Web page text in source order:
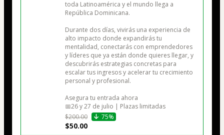
toda Latinoamérica y el mundo llega a
República Dominicana.
Durante dos días, vivirás una experiencia de
alto impacto donde expandirás tu
mentalidad, conectarás con emprendedores
y líderes que ya están donde quieres llegar, y
descubrirás estrategias concretas para
escalar tus ingresos y acelerar tu crecimiento
personal y profesional.
Asegura tu entrada ahora
📅26 y 27 de julio | Plazas limitadas
$200.00
75%
$50.00